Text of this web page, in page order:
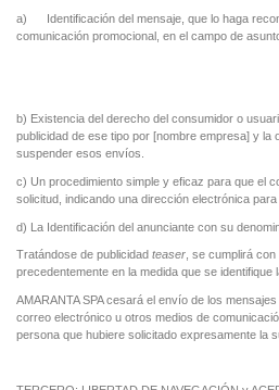
a) Identificación del mensaje, que lo haga
comunicación promocional, en el campo de
b) Existencia del derecho del consumidor o
publicidad de ese tipo por [nombre empresa] y la
suspender esos envíos.
c) Un procedimiento simple y eficaz para que el
solicitud, indicando una dirección electrónica para
d) La Identificación del anunciante con su
Tratándose de publicidad teaser , se cumplirá
precedentemente en la medida que se identifique
AMARANTA SPA cesará el envío de los
correo electrónico u otros medios de
persona que hubiere solicitado expresamente la